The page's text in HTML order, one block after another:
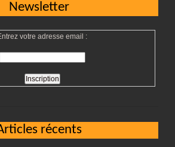
Newsletter
votre adresse email :
récents